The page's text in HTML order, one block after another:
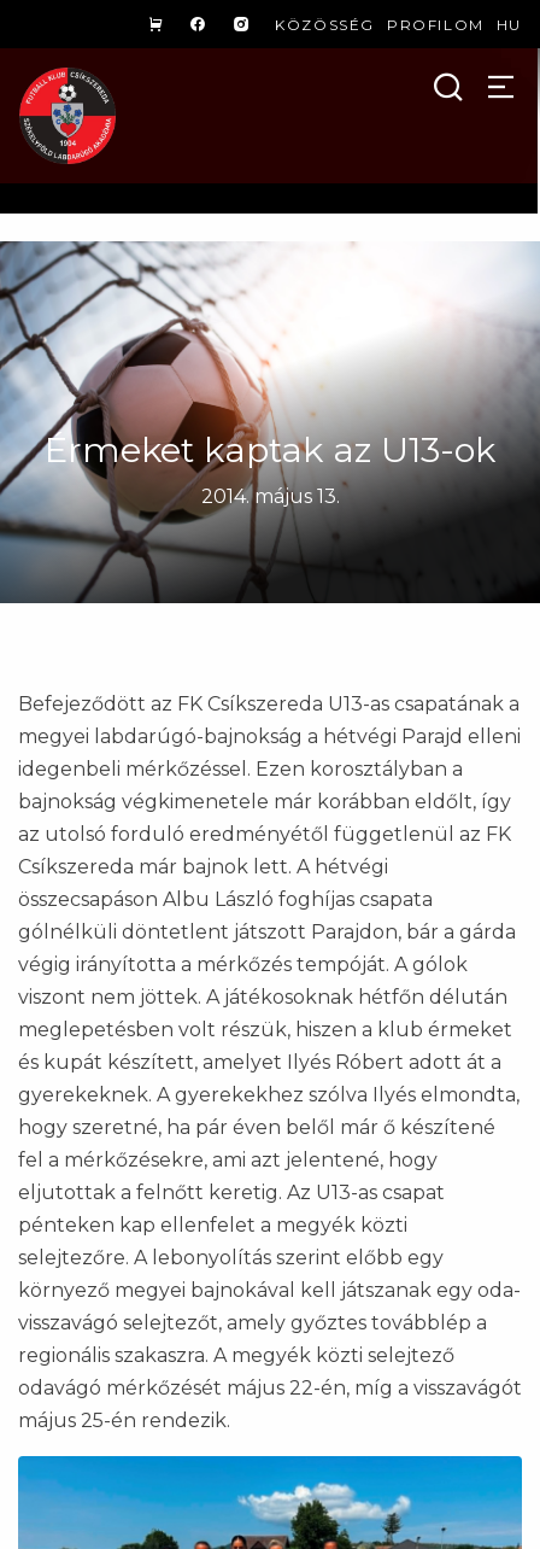
KÖZÖSSÉG PROFILOM HU
Érmeket kaptak az U13-ok
2014. május 13.
Befejeződött az FK Csíkszereda U13-as csapatának a
megyei labdarúgó-bajnokság a hétvégi Parajd elleni
idegenbeli mérkőzéssel. Ezen korosztályban a
bajnokság végkimenetele már korábban eldőlt, így
az utolsó forduló eredményétől függetlenül az FK
Csíkszereda már bajnok lett. A hétvégi
összecsapáson Albu László foghíjas csapata
gólnélküli döntetlent játszott Parajdon, bár a gárda
végig irányította a mérkőzés tempóját. A gólok
viszont nem jöttek. A játékosoknak hétfőn délután
meglepetésben volt részük, hiszen a klub érmeket
és kupát készített, amelyet Ilyés Róbert adott át a
gyerekeknek. A gyerekekhez szólva Ilyés elmondta,
hogy szeretné, ha pár éven belől már ő készítené
fel a mérkőzésekre, ami azt jelentené, hogy
eljutottak a felnőtt keretig. Az U13-as csapat
pénteken kap ellenfelet a megyék közti
selejtezőre. A lebonyolítás szerint előbb egy
környező megyei bajnokával kell játszanak egy oda-
visszavágó selejtezőt, amely győztes továbblép a
regionális szakaszra. A megyék közti selejtező
odavágó mérkőzését május 22-én, míg a visszavágót
május 25-én rendezik.